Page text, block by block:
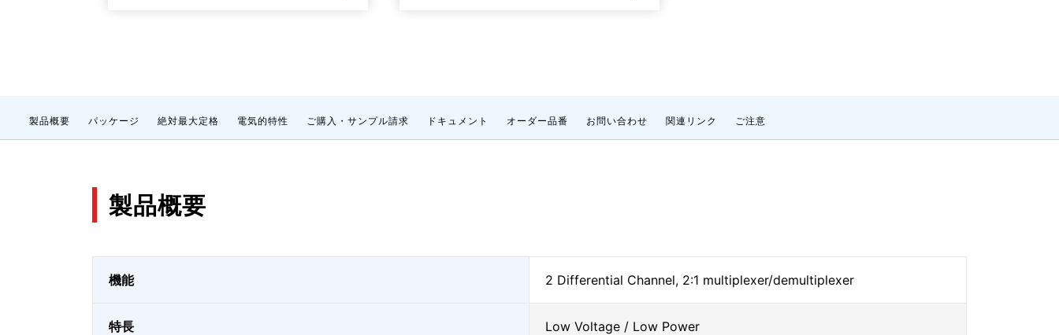
製品概要 パッケージ 絶対最大定格 電気的特性 ご購入・サンプル請求 ドキュメント オーダー品番 お問い合わせ 関連リンク ご注意
製品概要
機能 2 Differential Channel, 2:1 multiplexer/demultiplexer
特長 Low Voltage / Low Power